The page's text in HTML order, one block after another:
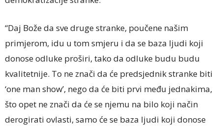
“Daj Bože da sve druge stranke, poučene našim
primjerom, idu u tom smjeru i da se baza ljudi koji
donose odluke proširi, tako da odluke budu budu
kvalitetnije. To ne znači da će predsjednik stranke biti
‘one man show’, nego da će biti prvi među jednakima,
što opet ne znači da će se njemu na bilo koji način
derogirati ovlasti, samo će se baza ljudi koji donose